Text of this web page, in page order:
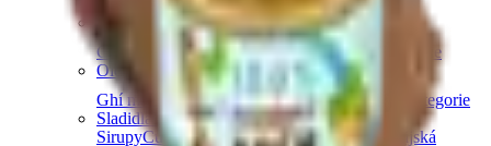
Obiloviny a luštěniny
Čočka
BulgurKuskusTěstoviny
Další kategorie
Oleje a másla
Ghí máslo
KokosovéSpeciální oleje
Další kategorie
Sladidla a dochucovadla
SirupyCukry a alternativní sladidlaKoření
Asijská